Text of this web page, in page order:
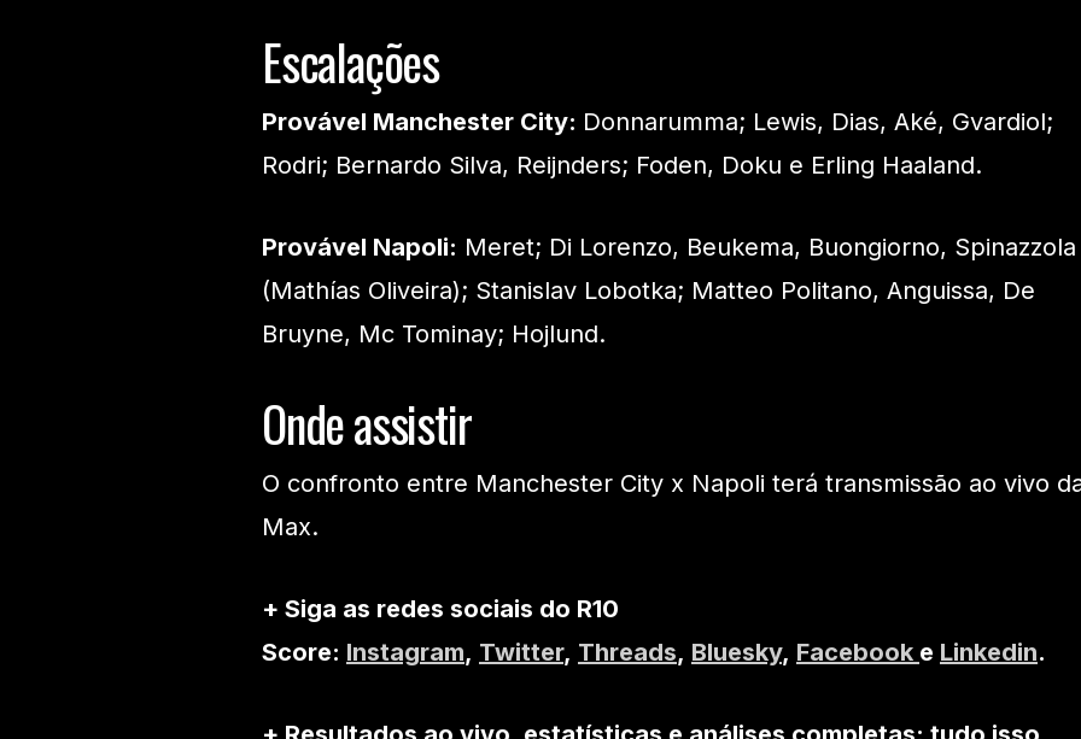
Escalações
Provável Manchester City: Donnarumma; Lewis, Dias, Aké, Gvardiol;
Rodri; Bernardo Silva, Reijnders; Foden, Doku e Erling Haaland.
Provável Napoli: Meret; Di Lorenzo, Beukema, Buongiorno, Spinazzola
(Mathías Oliveira); Stanislav Lobotka; Matteo Politano, Anguissa, De
Bruyne, Mc Tominay; Hojlund.
Onde assistir
O confronto entre Manchester City x Napoli terá transmissão ao vivo
Max.
+ Siga as redes sociais do R10
Score: Instagram, Twitter, Threads, Bluesky, Facebook e Linkedin.